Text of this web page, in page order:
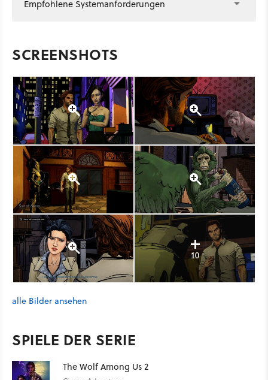
Empfohlene Systemanforderungen
SCREENSHOTS
10
alle Bilder ansehen
SPIELE DER SERIE
The Wolf Among Us 2